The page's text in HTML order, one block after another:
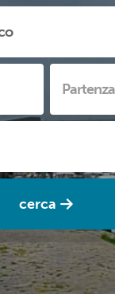
cerca